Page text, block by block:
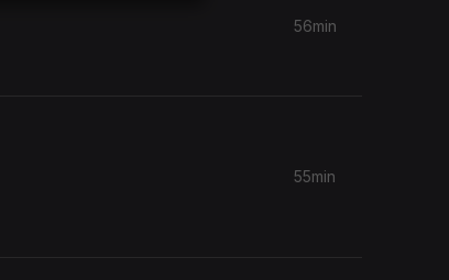
56min
55min